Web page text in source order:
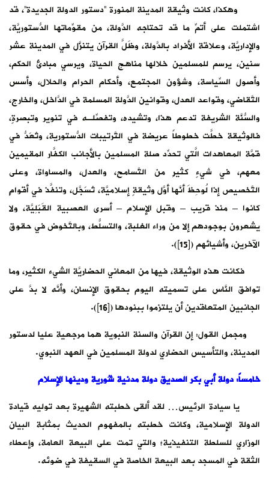
وهكذا، كانت وثيقة المدينة المنورة “دستور الدولة الجديدة”، قد
اشتملت على أتمِّ ما قد تحتاجه الدَّولة، من مقوِّماتها الدُّستوريَّة،
والإداريَّة، وعلاقة الأفراد بالدَّولة، وظَلَّ القرآن يتنزَّل في المدينة عشر
سنين، يرسم للمسلمين خلالها مناهج الحياة، ويرسي مبادئ الحكم،
وأصول السِّياسة، وشؤون المجتمع، وأحكام الحرام والحلال، وأسس
التَّقاضي، وقواعد العدل، وقوانين الدَّولة المسلمة في الدَّاخل، والخارج،
والسُّنَّة الشريفة تدعم هذا، وتشيده، وتفصِّلـه في تنوير وتبصرةٍ،
فالوثيقة خطَّت خطوطاً عريضة في التَّرتيبات الدُّستورية، وتُعَدُّ في
قمَّة المعاهدات الَّتي تحدِّد صلة المسلمين بالأجانب الكفَّار المقيمين
معهم، في شيءٍ كثيرٍ من التَّسامح، والعدل، والمساواة، وعلى
التَّخصيص إذا لُوحِظَ أنَّها أوَّل وثيقةٍ إسلاميَّة، تُسَجَّل، وتنفَّذ في أقوامٍ
كانوا – منذ قريب – وقبل الإسلام – أسرى العصبية القَبَلِيَّة، ولا
يشعرون بوجودهم إلا من وراء الغلبة، والتسلُّط، وبالتَّخوض في حقوق
الآخرين، وأشيائهم ([15]).
فكانت هذه الوثيقة، فيها من المعاني الحضاريَّة الشيء الكثير، وما
توافق النَّاس على تسميته اليوم بحقوق الإنسان، وأنَّه لا بدَّ على
الجانبين المتعاقدين أن يلتزموا ببنودها ([16]).
ومجمل القول: إن القرآن والسنة النبوية هما مرجعية عليا لدستور
المدينة، والتأسيس الحضاري لدولة المسلمين في العهد النبوي.
خامساً: دولة أبي بكر الصديق دولة مدنية شُورية ودينها الإسلام
يا سيادة الرئيس… لقد ألقى خطبته الشهيرة بعد توليه قيادة
الدولة الإسلامية، وكانت خطبته بالمفهوم الحديث بمثابة البيان
الوزاري للسلطة التنفيذية؛ والتي تمت على البيعة العامة، وإعطاء
الثقة في المسجد بعد البيعة الخاصة في السقيفة في ضوئه.